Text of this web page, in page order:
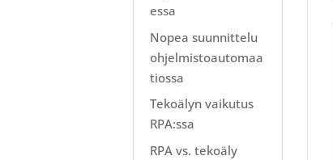
essa
Nopea suunnittelu
ohjelmistoautomaa
tiossa
Tekoälyn vaikutus
RPA:ssa
RPA vs. tekoäly